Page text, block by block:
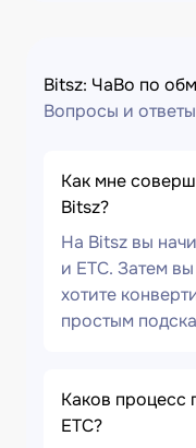
Bitsz: ЧаВо по
Вопросы и ответы
Как мне
Bitsz?
На Bitsz вы
и ETC. Затем
хотите
простым
Каков процесс
ETC?